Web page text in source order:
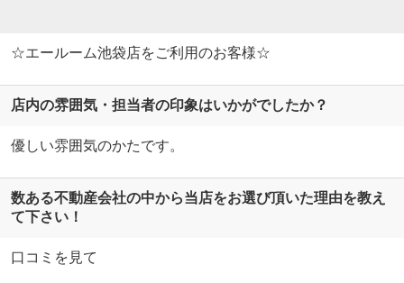
☆エールーム池袋店をご利用のお客様☆
店内の雰囲気・担当者の印象はいかがでしたか？
優しい雰囲気のかたです。
数ある不動産会社の中から当店をお選び頂いた理由を教え
て下さい！
口コミを見て